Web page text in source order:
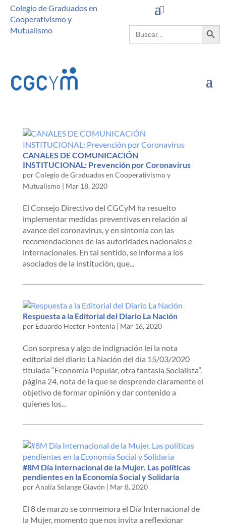
Colegio de Graduados en
Cooperativismo y
Mutualismo
Buscar: Botón de
CANALES DE COMUNICACIÓN
INSTITUCIONAL: Prevención por Coronavirus
porColegio de Graduados en Cooperativismo y
Mutualismo| Mar 18, 2020
El Consejo Directivo del CGCyM ha resuelto
implementar medidas preventivas en relación al
avance del coronavirus, y en sintonía con las
recomendaciones de las autoridades nacionales e
internacionales. En tal sentido, se informa a los
asociados de la institución, que...
Respuesta a la Editorial del Diario La Nación
por Eduardo Hector Fontenla| Mar 16, 2020
Con sorpresa y algo de indignación leí la nota
editorial del diario La Nación del día 15/03/2020
titulada “Economía Popular, otra fantasía Socialista”,
página 24, nota de la que se desprende claramente el
objetivo de formar opinión y dar contenido a
quienes los...
#8M Día Internacional de la Mujer. Las políticas
pendientes en la Economía Social y Solidaria
porAnalía Solange Giavón | Mar 8, 2020
El 8 de marzo se conmemora el Día Internacional de
la Mujer, momento que nos invita a reflexionar